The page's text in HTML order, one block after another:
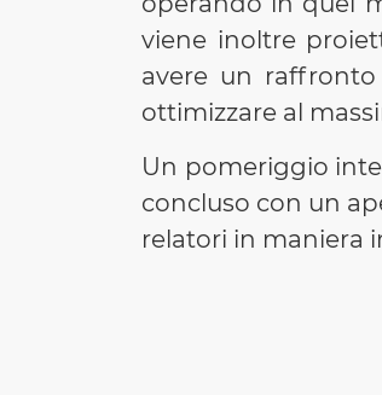
viene inoltre
avere un
ottimizzare al
Un pomeriggio
concluso con un
relatori in maniera